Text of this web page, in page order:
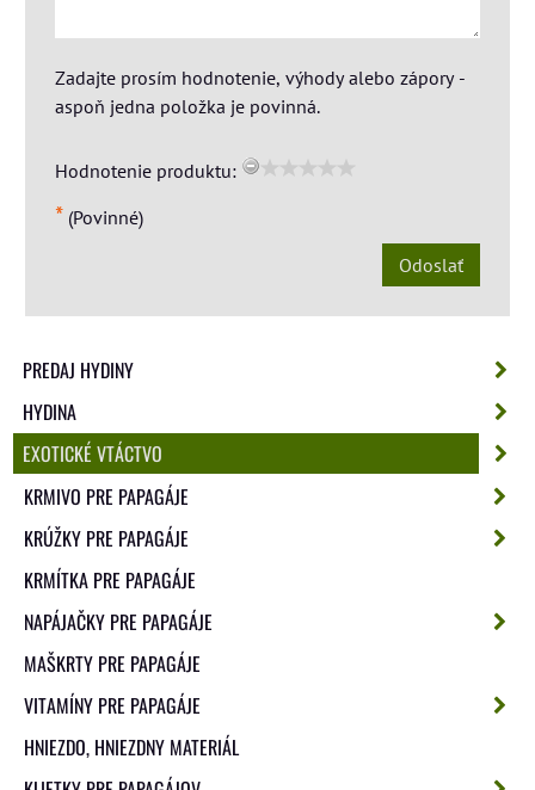
Zadajte prosím hodnotenie, výhody alebo zápory -
aspoň jedna položka je povinná.
Hodnotenie produktu:
* (Povinné)
Odoslať
PREDAJ HYDINY
HYDINA
EXOTICKÉ VTÁCTVO
KRMIVO PRE PAPAGÁJE
KRÚŽKY PRE PAPAGÁJE
KRMÍTKA PRE PAPAGÁJE
NAPÁJAČKY PRE PAPAGÁJE
MAŠKRTY PRE PAPAGÁJE
VITAMÍNY PRE PAPAGÁJE
HNIEZDO, HNIEZDNY MATERIÁL